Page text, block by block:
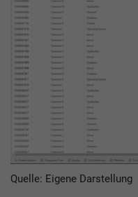
Quelle: Eigene Darstellung